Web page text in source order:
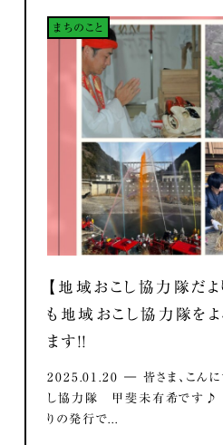
まちのこと
【地域おこし協力隊だ
も地域おこし協力隊をよ
ます！！
2025.01.20 ― 皆さま、こんに
し協力隊 甲斐未有希です♪
りの発行で...